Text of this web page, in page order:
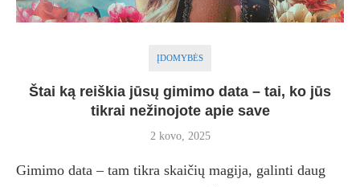
ĮDOMYBĖS
Štai ką reiškia jūsų gimimo data – tai, ko jūs
tikrai nežinojote apie save
2 kovo, 2025
Gimimo data – tam tikra skaičių magija, galinti daug